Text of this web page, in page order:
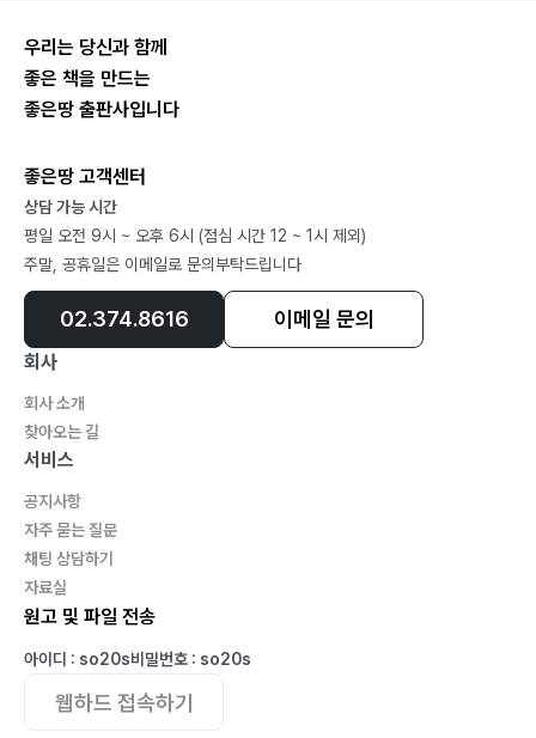
우리는 당신과 함께
좋은 책을 만드는
좋은땅 출판사입니다
좋은땅 고객센터
상담 가능 시간
평일 오전 9시 ~ 오후 6시 (점심 시간 12 ~ 1시 제외)
주말, 공휴일은 이메일로 문의부탁드립니다
02.374.8616 이메일 문의
회사
회사 소개
찾아오는 길
서비스
공지사항
자주 묻는 질문
채팅 상담하기
자료실
원고 및 파일 전송
아이디 : so20s비밀번호 : so20s
웹하드 접속하기